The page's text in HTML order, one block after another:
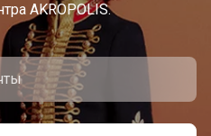
AKROPOLIS.